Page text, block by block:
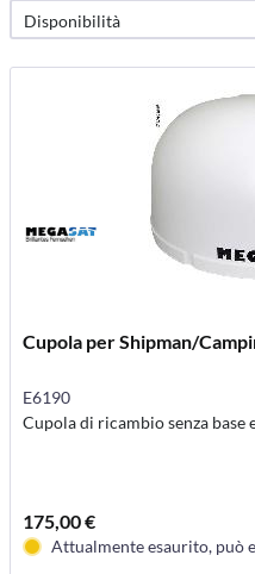
Cupola per Shipman/
E6190
Cupola di ricambio senza base
175,00 €
Attualmente esaurito, può